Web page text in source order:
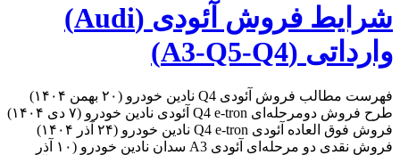
شرایط فروش آئودی (Audi)
وارداتی (A3-Q5-Q4)
فهرست مطالب فروش آئودی Q4 نادین خودرو (۲۰ بهمن ۱۴۰۴)
طرح فروش دومرحله‌ای Q4 e-tron آئودی نادین خودرو (۷ دی ۱۴۰۴)
فروش فوق العاده آئودی Q4 e-tron نادین خودرو (۲۴ آذر ۱۴۰۴)
فروش نقدی دو مرحله‌ای آئودی A3 سدان نادین خودرو (۱۰ آذر